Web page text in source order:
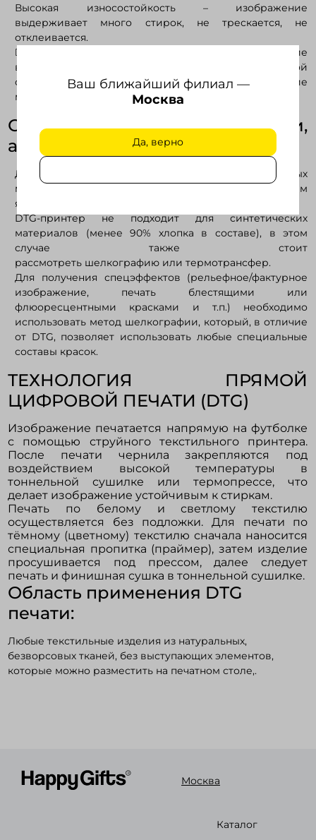
Ваш ближайший филиал —
Москва
Да, верно
Высокая износостойкость – изображение
выдерживает много стирок, не трескается, не
отклеивается.
 Экологичность и гипоаллергенность – нанесение
выполняется экологичными чернилами на водной
основе, которые не вызывают аллергии. Изделие
можно использовать для постоянной носки.
Ограничения DTG печати,
альтернативные методы:
Для печати простых одно-двух-цветных
макетов
более выгодным
являются методы шелкографии и термотрансфера.
DTG-принтер не подходит для синтетических
материалов (менее 90% хлопка в составе), в этом
случае также стоит
рассмотреть шелкографию или термотрансфер.
Для получения спецэффектов (рельефное/фактурное
изображение, печать блестящими или
флюоресцентными красками и т.п.) необходимо
использовать метод шелкографии, который, в отличие
от DTG, позволяет использовать любые специальные
составы красок.
ТЕХНОЛОГИЯ ПРЯМОЙ
ЦИФРОВОЙ ПЕЧАТИ (DTG)
Изображение печатается напрямую на футболке
с помощью струйного текстильного принтера.
После печати чернила закрепляются под
воздействием высокой температуры в
тоннельной сушилке или термопрессе, что
делает изображение устойчивым к стиркам.
Печать по белому и светлому текстилю
осуществляется без подложки. Для печати по
тёмному (цветному) текстилю сначала наносится
специальная пропитка (праймер), затем изделие
просушивается под прессом, далее следует
печать и финишная сушка в тоннельной сушилке.
Область применения DTG
печати:
Любые текстильные изделия из натуральных,
безворсовых тканей, без выступающих элементов,
которые можно разместить на печатном столе,.
Москва
Каталог